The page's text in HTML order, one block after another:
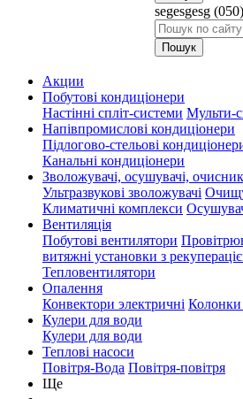
segesgesg
Акции
Побутові кондиціонери
Настінні спліт-системи Мульти-
Напівпромислові кондиціонери
Підлогово-стельові
Канальні кондиціонери
Зволожувачі, осушувачі,
Ультразвукові зволожувачі
Климатичні комплекси
Вентиляція
Побутові вентилятори
витяжні установки з
Тепловентилятори
Опалення
Конвектори электричні Колонки
Кулери для води
Кулери для води
Теплові насоси
Повітря-Вода Повітря-повітря
Ще